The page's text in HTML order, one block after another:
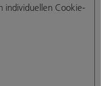
individuellen Cookie-